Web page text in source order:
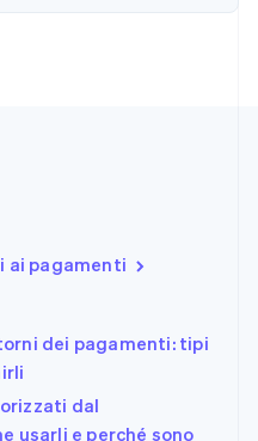
pagamenti
dei pagamenti: tipi
dal
usarli e perché sono